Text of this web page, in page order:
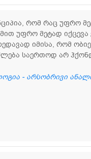
რომ რაც უფრო
უფრო მეტად იქცევა
იმისა, რომ
საერთოდ არ
- არსობრივი